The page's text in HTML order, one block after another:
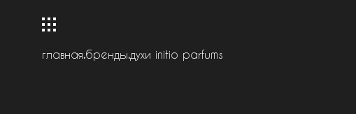
главная.бренды.духи initio parfums